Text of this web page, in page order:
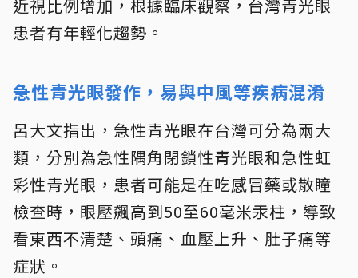
近視比例增加，根據臨床觀察，台灣青光眼
患者有年輕化趨勢。
急性青光眼發作，易與中風等疾病混淆
呂大文指出，急性青光眼在台灣可分為兩大
類，分別為急性隅角閉鎖性青光眼和急性虹
彩性青光眼，患者可能是在吃感冒藥或散瞳
檢查時，眼壓飆高到50至60毫米汞柱，導致
看東西不清楚、頭痛、血壓上升、肚子痛等
症狀。